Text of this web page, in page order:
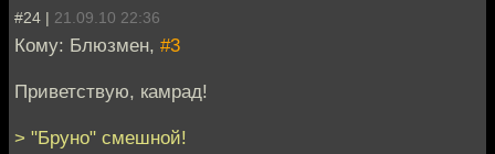
#24 | 21.09.10 22:36
Кому: Блюзмен, #3
Приветствую, камрад!
> "Бруно" смешной!